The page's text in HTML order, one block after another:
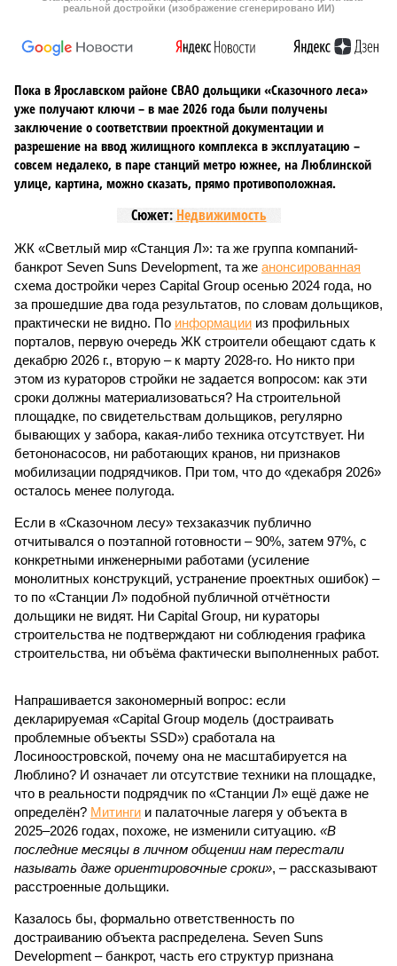
реальной достройки (изображение сгенерировано ИИ)
Пока в Ярославском районе СВАО дольщики «Сказочного леса»
уже получают ключи – в мае 2026 года были получены
заключение о соответствии проектной документации и
разрешение на ввод жилищного комплекса в эксплуатацию –
совсем недалеко, в паре станций метро южнее, на Люблинской
улице, картина, можно сказать, прямо противоположная.
Сюжет: Недвижимость
ЖК «Светлый мир «Станция Л»: та же группа компаний-
банкрот Seven Suns Development, та же анонсированная
схема достройки через Capital Group осенью 2024 года, но
за прошедшие два года результатов, по словам дольщиков,
практически не видно. По информации из профильных
порталов, первую очередь ЖК строители обещают сдать к
декабрю 2026 г., вторую – к марту 2028-го. Но никто при
этом из кураторов стройки не задается вопросом: как эти
сроки должны материализоваться? На строительной
площадке, по свидетельствам дольщиков, регулярно
бывающих у забора, какая-либо техника отсутствует. Ни
бетононасосов, ни работающих кранов, ни признаков
мобилизации подрядчиков. При том, что до «декабря 2026»
осталось менее полугода.
Если в «Сказочном лесу» техзаказчик публично
отчитывался о поэтапной готовности – 90%, затем 97%, с
конкретными инженерными работами (усиление
монолитных конструкций, устранение проектных ошибок) –
то по «Станции Л» подобной публичной отчётности
дольщики не видят. Ни Capital Group, ни кураторы
строительства не подтверждают ни соблюдения графика
строительства, ни объёма фактически выполненных работ.
Напрашивается закономерный вопрос: если
декларируемая «Capital Group модель (достраивать
проблемные объекты SSD») сработала на
Лосиноостровской, почему она не масштабируется на
Люблино? И означает ли отсутствие техники на площадке,
что в реальности подрядчик по «Станции Л» ещё даже не
определён? Митинги и палаточные лагеря у объекта в
2025–2026 годах, похоже, не изменили ситуацию. «В
последние месяцы в личном общении нам перестали
называть даже ориентировочные сроки», – рассказывают
расстроенные дольщики.
Казалось бы, формально ответственность по
достраиванию объекта распределена. Seven Suns
Development – банкрот, часть его структур признана